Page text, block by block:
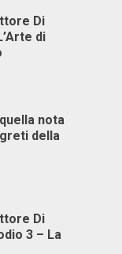
Di
di
nota
della
Di
3 – La